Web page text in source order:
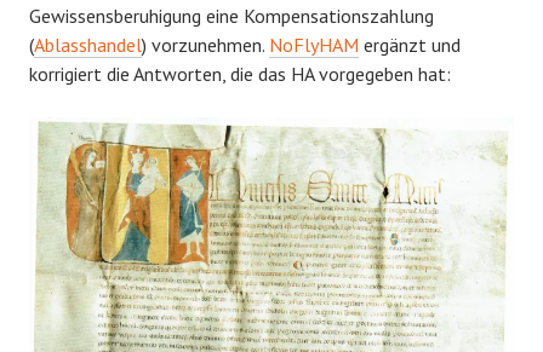
Gewissensberuhigung eine Kompensationszahlung
(Ablasshandel) vorzunehmen. NoFlyHAM ergänzt und
korrigiert die Antworten, die das HA vorgegeben hat: